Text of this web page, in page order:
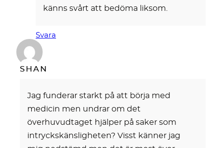
känns svårt att bedöma liksom.
Svara
SHAN
Jag funderar starkt på att börja med
medicin men undrar om det
överhuvudtaget hjälper på saker som
intryckskänsligheten? Visst känner jag